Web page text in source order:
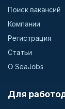
Bangladesh
Croatia
Finland
Поиск вакансий
Компании
Регистрация
Статьи
О SeaJobs
Для